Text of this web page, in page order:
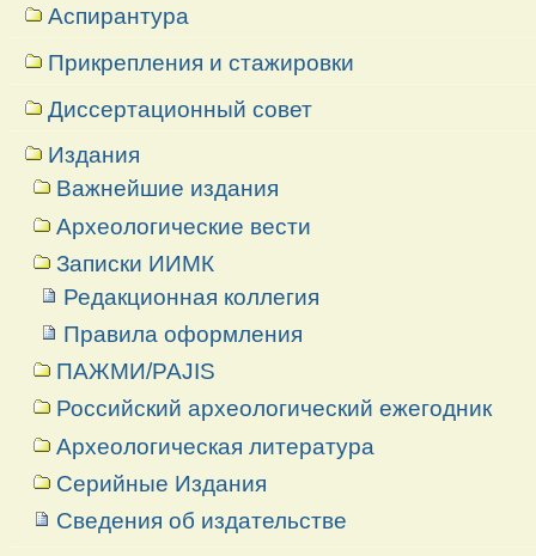
Аспирантура
Прикрепления и стажировки
Диссертационный совет
Издания
Важнейшие издания
Археологические вести
Записки ИИМК
Редакционная коллегия
Правила оформления
ПАЖМИ/PAJIS
Российский археологический ежегодник
Археологическая литература
Серийные Издания
Сведения об издательстве